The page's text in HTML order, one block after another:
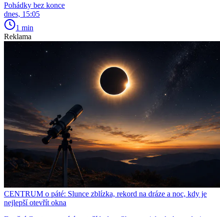
Pohádky bez konce
dnes, 15:05
1 min
Reklama
CENTRUM o páté: Slunce zblízka, rekord na dráze a noc, kdy je
nejlepší otevřít okna